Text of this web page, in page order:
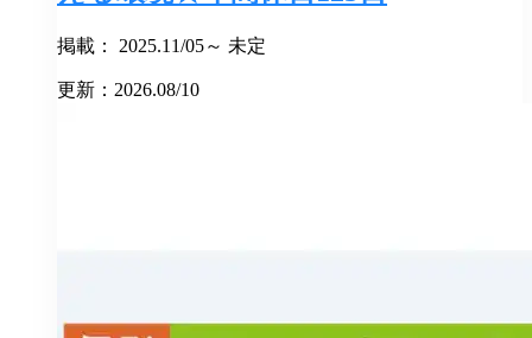
掲載： 2025.11/05～ 未定
更新：2026.08/10